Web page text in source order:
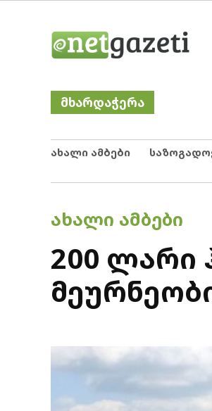
მხარდაჭერა
ახალი ამბები
POSTED
ᲐᲮᲐᲚᲘ ᲐᲛᲑᲔᲑᲘ
200 ლარი